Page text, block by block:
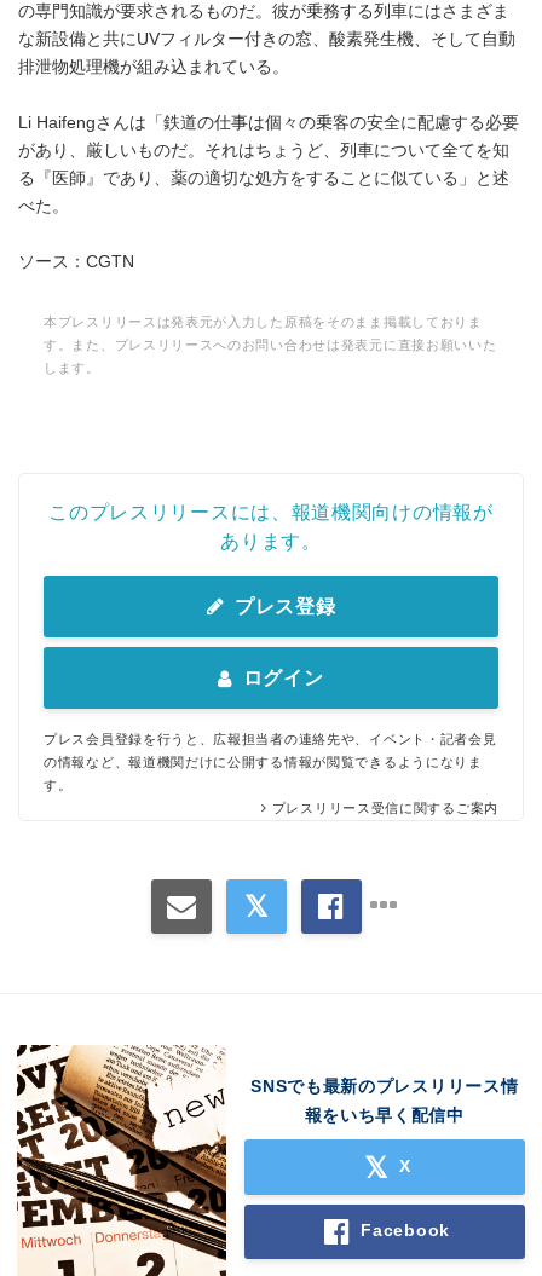
の専門知識が要求されるものだ。彼が乗務する列車にはさまざま
な新設備と共にUVフィルター付きの窓、酸素発生機、そして自動
排泄物処理機が組み込まれている。
Li Haifengさんは「鉄道の仕事は個々の乗客の安全に配慮する必要
があり、厳しいものだ。それはちょうど、列車について全てを知
る『医師』であり、薬の適切な処方をすることに似ている」と述
べた。
ソース：CGTN
本プレスリリースは発表元が入力した原稿をそのまま掲載しておりま
す。また、プレスリリースへのお問い合わせは発表元に直接お願いいた
します。
このプレスリリースには、報道機関向けの情報が
あります。
プレス登録
ログイン
プレス会員登録を行うと、広報担当者の連絡先や、イベント・記者会見
の情報など、報道機関だけに公開する情報が閲覧できるようになりま
す。
プレスリリース受信に関するご案内
SNSでも最新のプレスリリース情
報をいち早く配信中
X
Facebook